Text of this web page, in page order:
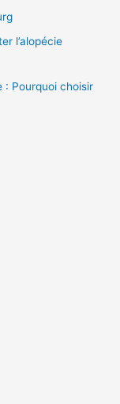
l’alopécie
: Pourquoi choisir